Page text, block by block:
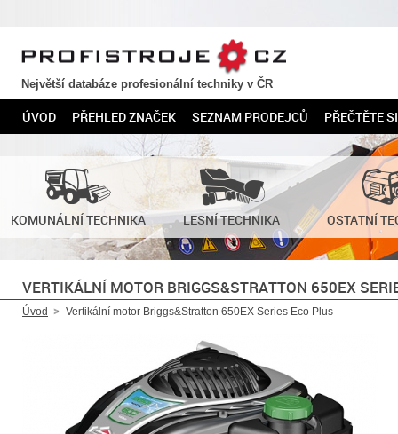
PROFISTROJE.CZ
Největší databáze profesionální techniky v ČR
ÚVOD PŘEHLED ZNAČEK SEZNAM PRODEJCŮ PŘEČTĚTE SI
KOMUNÁLNÍ TECHNIKA LESNÍ TECHNIKA OSTATNÍ
VERTIKÁLNÍ MOTOR BRIGGS&STRATTON 650EX
Úvod Vertikální motor Briggs&Stratton 650EX Series Eco Plus